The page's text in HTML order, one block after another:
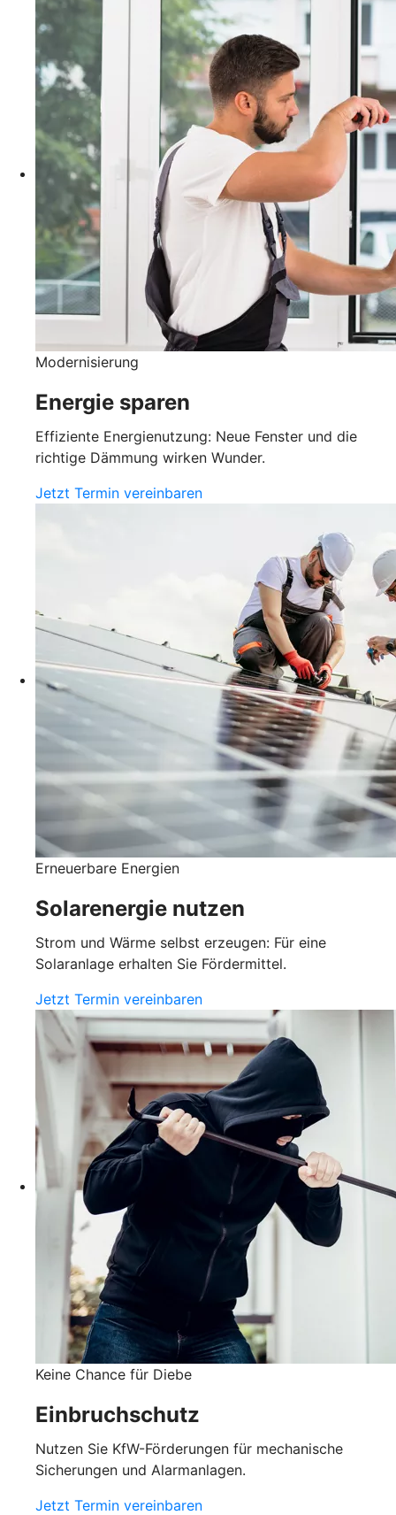
Modernisierung
Energie sparen
Effiziente Energienutzung: Neue Fenster und die
richtige Dämmung wirken Wunder.
Jetzt Termin vereinbaren
Erneuerbare Energien
Solarenergie nutzen
Strom und Wärme selbst erzeugen: Für eine
Solaranlage erhalten Sie Fördermittel.
Jetzt Termin vereinbaren
Keine Chance für Diebe
Einbruchschutz
Nutzen Sie KfW-Förderungen für mechanische
Sicherungen und Alarmanlagen.
Jetzt Termin vereinbaren